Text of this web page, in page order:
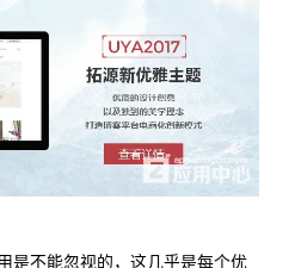
是不能忽视的，这几乎是每个优